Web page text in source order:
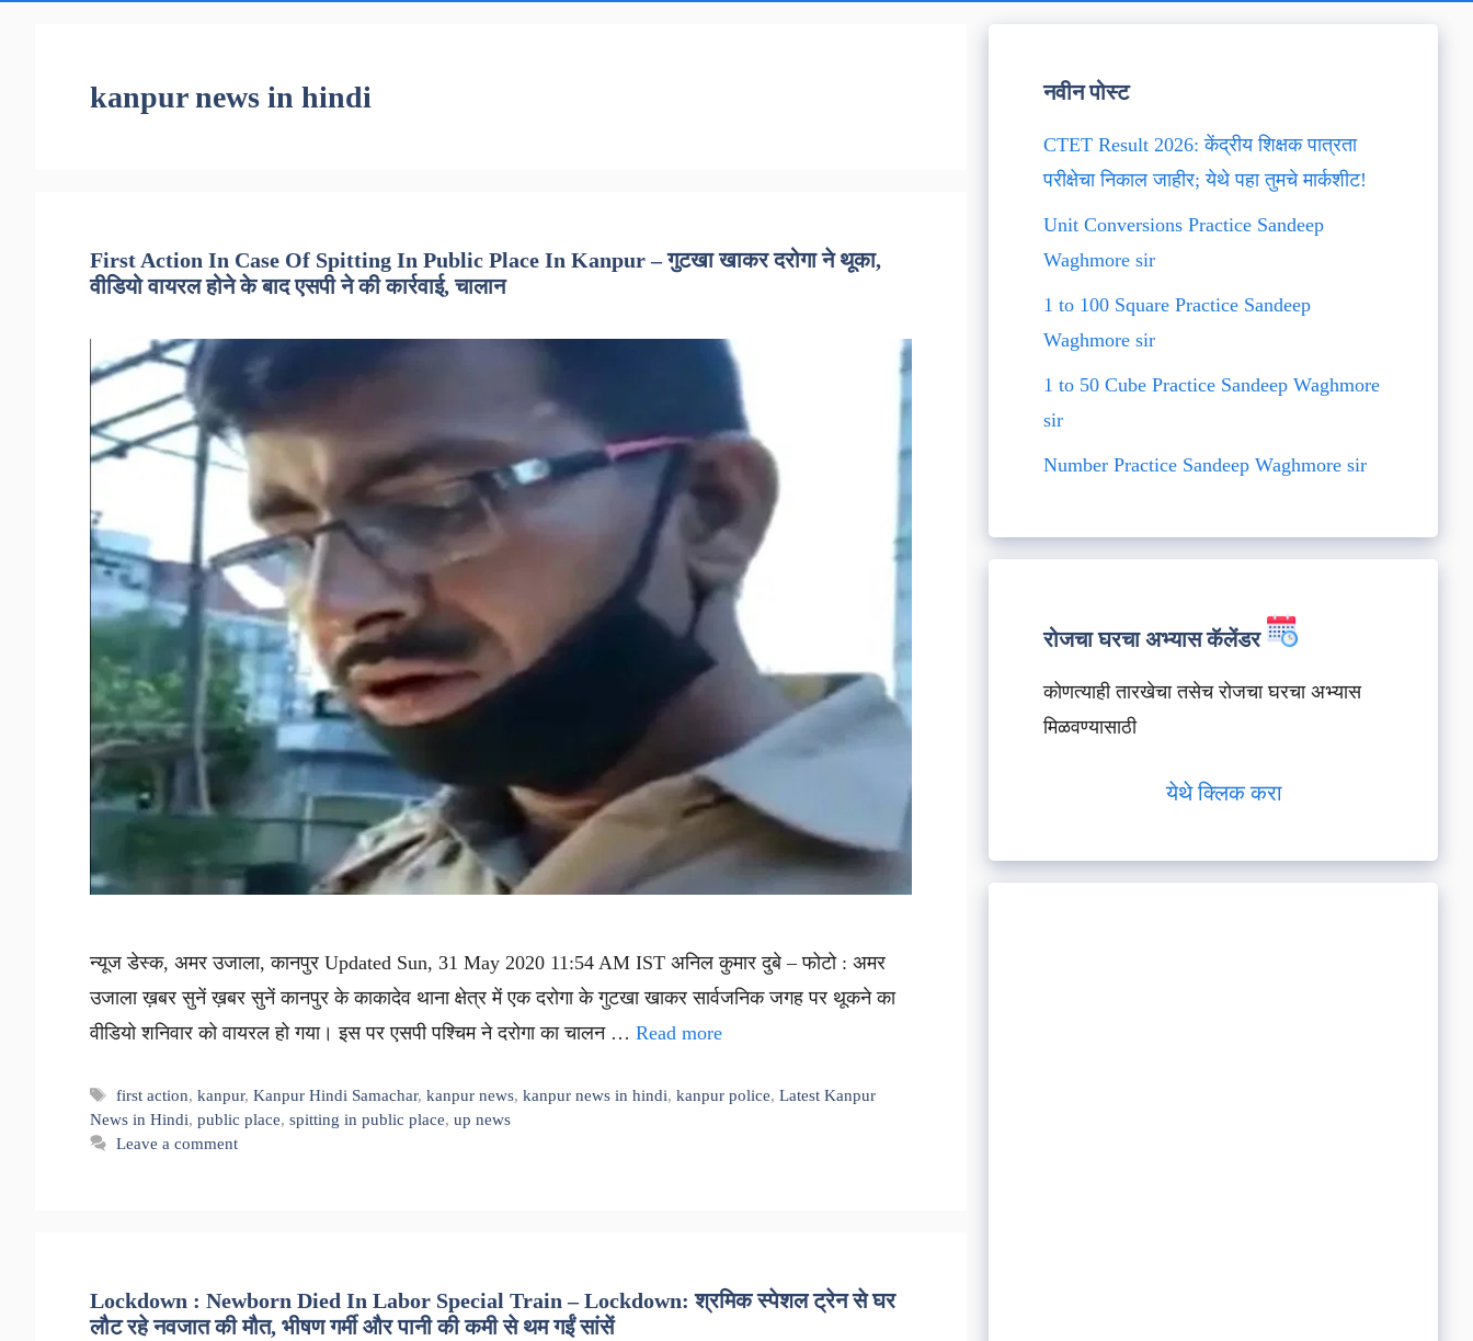
kanpur news in hindi
First Action In Case Of Spitting In Public Place In Kanpur – गुटखा खाकर दरोगा ने थूका,
वीडियो वायरल होने के बाद एसपी ने की कार्रवाई, चालान
न्यूज डेस्क, अमर उजाला, कानपुर Updated Sun, 31 May 2020 11:54 AM IST अनिल कुमार दुबे – फोटो : अमर
उजाला ख़बर सुनें ख़बर सुनें कानपुर के काकादेव थाना क्षेत्र में एक दरोगा के गुटखा खाकर सार्वजनिक जगह पर थूकने का
वीडियो शनिवार को वायरल हो गया। इस पर एसपी पश्चिम ने दरोगा का चालन … Read more
Tags
first action,kanpur,Kanpur Hindi Samachar,kanpur news,kanpur news in hindi,kanpur police,Latest Kanpur
News in Hindi, public place, spitting in public place, up news
Leave a comment
Lockdown : Newborn Died In Labor Special Train – Lockdown: श्रमिक स्पेशल ट्रेन से घर
लौट रहे नवजात की मौत, भीषण गर्मी और पानी की कमी से थम गईं सांसें
नवीन पोस्ट
CTET Result 2026: केंद्रीय शिक्षक पात्रता
परीक्षेचा निकाल जाहीर; येथे पहा तुमचे मार्कशीट!
Unit Conversions Practice Sandeep
Waghmore sir
1 to 100 Square Practice Sandeep
Waghmore sir
1 to 50 Cube Practice Sandeep Waghmore
sir
Number Practice Sandeep Waghmore sir
रोजचा घरचा अभ्यास कॅलेंडर
कोणत्याही तारखेचा तसेच रोजचा घरचा अभ्यास
मिळवण्यासाठी
येथे क्लिक करा